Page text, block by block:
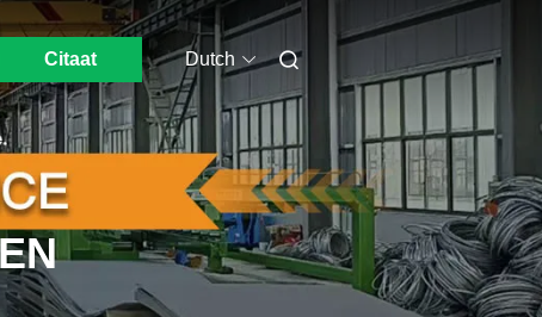
Citaat Dutch